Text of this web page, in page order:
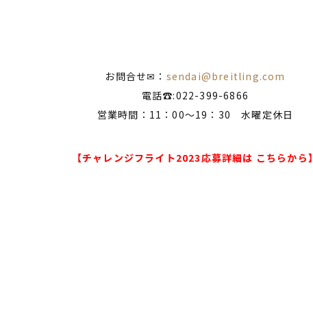
お問合せ✉： sendai@breitling.com
電話☎:022-399-6866
営業時間：11：00～19：30 水曜定休日
【チャレンジフライト2023応募詳細は こちらから】